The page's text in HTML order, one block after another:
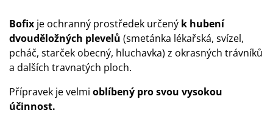
Bofix je ochranný prostředek určený k hubení
dvouděložných plevelů (smetánka lékařská, svízel,
pcháč, starček obecný, hluchavka) z okrasných trávníků
a dalších travnatých ploch.
Přípravek je velmi oblíbený pro svou vysokou
účinnost.